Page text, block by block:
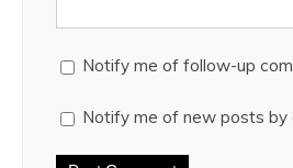
Notify me of follow-up
Notify me of new posts by